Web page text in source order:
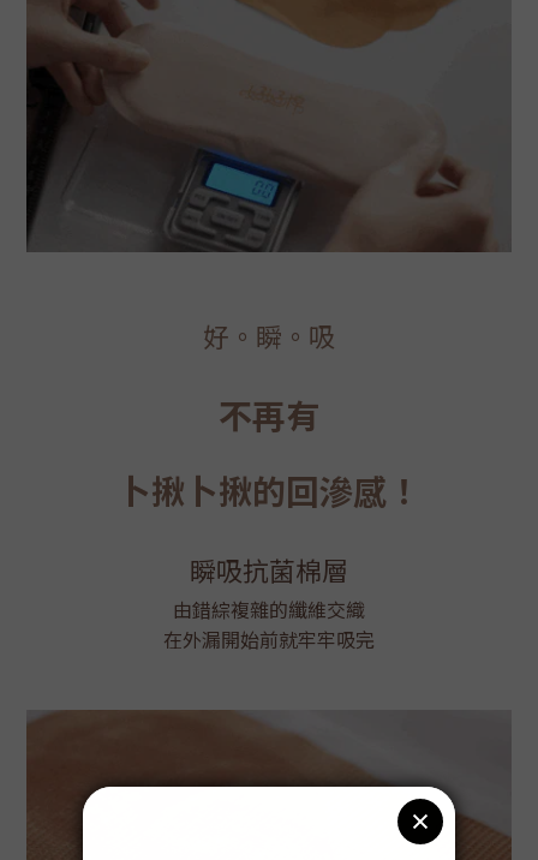
好。瞬。吸
不再有
卜揪卜揪的回滲感！
瞬吸抗菌棉層
由錯綜複雜的纖維交織
在外漏開始前就牢牢吸完